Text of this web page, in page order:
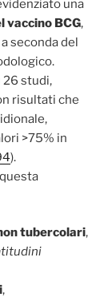
una
vaccino BCG,
a seconda del
26 studi,
risultati che
>75% in
).
tubercolari,
,